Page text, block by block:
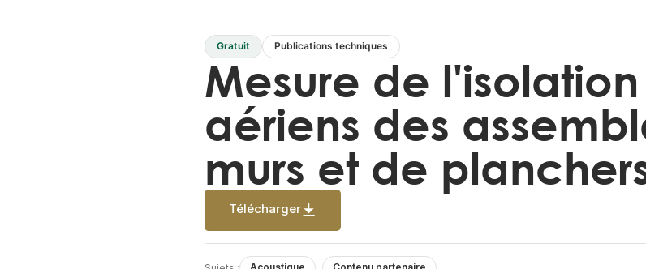
Gratuit Publications techniques
Mesure de
aériens des
murs et de
Télécharger